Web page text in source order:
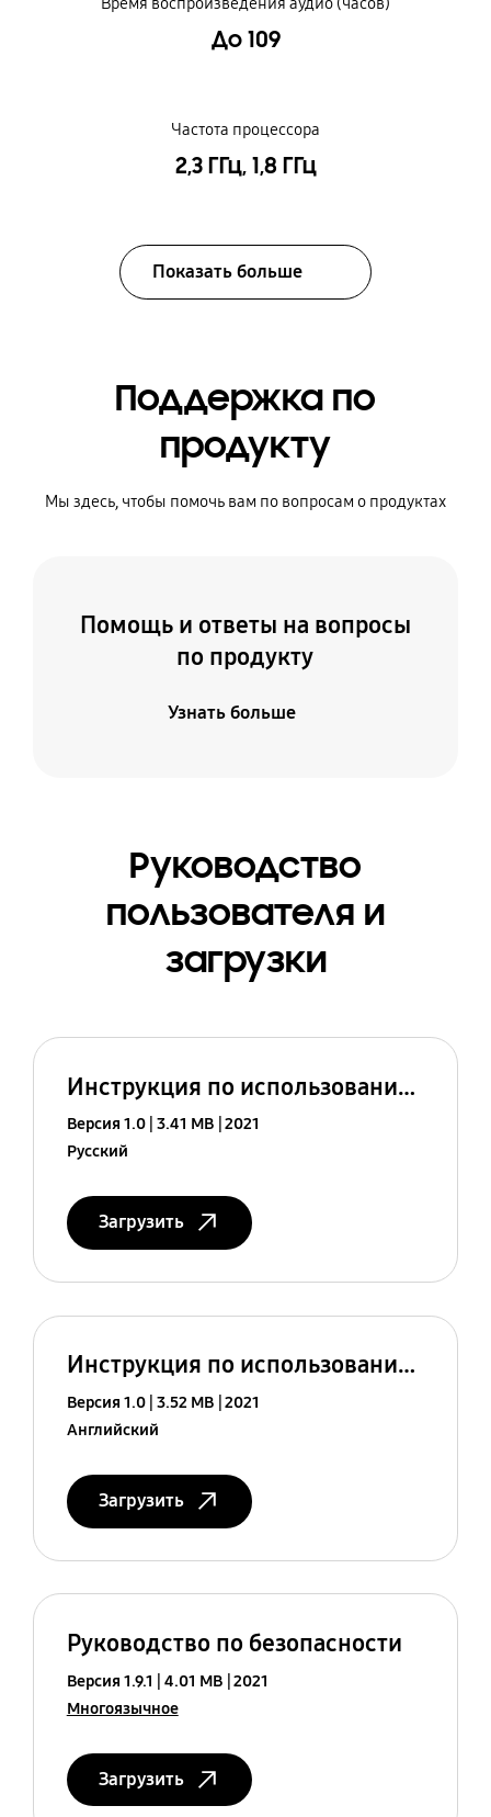
До 109
Частота процессора
2,3 ГГц, 1,8 ГГц
Показать больше
Поддержка по
продукту
Мы здесь, чтобы помочь вам по вопросам о продуктах
Помощь и ответы на вопросы
по продукту
Узнать больше
Руководство
пользователя и
загрузки
Инструкция по использованию (Android 11)
Версия 1.0 3.41 MB 2021
Русский
Загрузить
Инструкция по использованию (Android 11)
Версия 1.0 3.52 MB 2021
Английский
Загрузить
Руководство по безопасности
Версия 1.9.1 4.01 MB 2021
Многоязычное
Загрузить